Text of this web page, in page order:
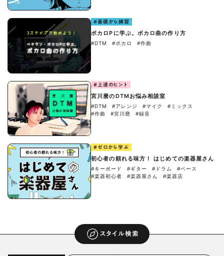
#基礎から練習
ボカロPに学ぶ。ボカロ曲の作り方
#DTM #ボカロ #作曲
#上達のヒント
宮川麿のDTMお悩み相談室
#DTM #アレンジ #マイク
#ミックス
#作曲
#宮川麿 #録音
#ゼロから学ぶ
初心者の頼れる味方！ はじめての楽器屋さん
#キーボード #ギター #ドラム
#ベース
#楽器初心者
#楽器屋さん #楽器店
スタイル検索